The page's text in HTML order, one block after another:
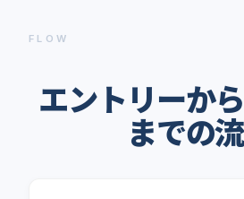
FLOW
エントリーか
までの